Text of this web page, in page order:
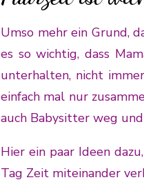
Umso mehr ein Grund,
es so wichtig, dass
unterhalten, nicht
einfach mal nur
auch Babysitter weg
Hier ein paar Ideen
Tag Zeit miteinander